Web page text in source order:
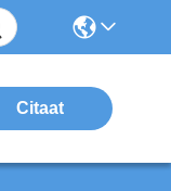
Citaat